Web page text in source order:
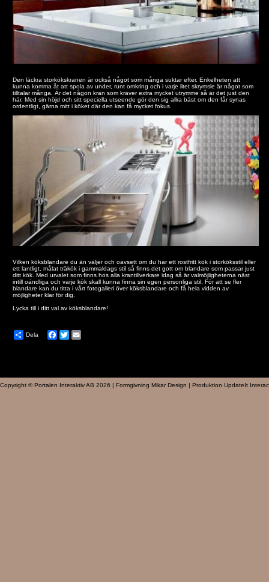
Den läckra storkökskranen är också något som många suktar efter. Enkelheten att
kunna komma åt att spola av under, runt omkring och i varje litet skrymsle är något som
tilltalar många. Är det någon kran som kräver extra mycket utrymme så är det just den
här. Med sin höjd och sitt speciella utseende gör den sig allra bäst om den får synas
ordentligt, gärna mitt i köket där den kan få mycket fokus.
Vilken köksblandare du än väljer och oavsett om du har ett rostfritt kök i storköksstil eller
ett lantligt, målat träkök i gammaldags stil så finns det gott om blandare som passar just
ditt kök. Med urvalet som finns hos alla krantillverkare idag så är valmöjligheterna näst
intill oändliga och varje kök skall kunna finna sin egen personliga stil. För att se fler
blandare kan du titta i vårt fotogalleri över köksblandare och få hela vidden av
möjligheter klar för dig.
Lycka till i ditt val av köksblandare!
Dela Facebook
Twitter
Copyright © Portalen Interaktiv AB 2026 | Formgivning Mikar Design | Produktion UpdateIt